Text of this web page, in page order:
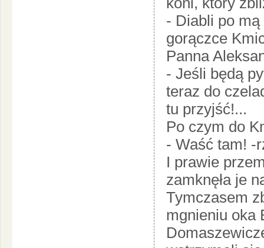
- Diabli po mą
gorączce
Panna
- Jeśli będą
teraz do
tu przyjść!...
Po czym do
- Waść tam! -
I prawie
zamknęła je
Tymczasem
mgnieniu oka